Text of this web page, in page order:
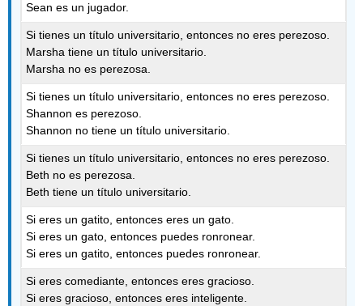
Sean es un jugador.
Si tienes un título universitario, entonces no eres perezoso.
Marsha tiene un título universitario.
Marsha no es perezosa.
Si tienes un título universitario, entonces no eres perezoso.
Shannon es perezoso.
Shannon no tiene un título universitario.
Si tienes un título universitario, entonces no eres perezoso.
Beth no es perezosa.
Beth tiene un título universitario.
Si eres un gatito, entonces eres un gato.
Si eres un gato, entonces puedes ronronear.
Si eres un gatito, entonces puedes ronronear.
Si eres comediante, entonces eres gracioso.
Si eres gracioso, entonces eres inteligente.